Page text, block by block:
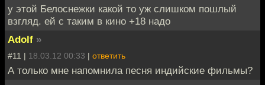
у этой Белоснежки какой то уж слишком пошлый
взгляд. ей с таким в кино +18 надо
Adolf »
#11 | 18.03.12 00:33 | ответить
А только мне напомнила песня индийские фильмы?